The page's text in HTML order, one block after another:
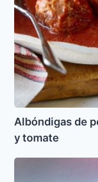
de
pimentón
y
tomate
Albóndigas de
y tomate
Adafina